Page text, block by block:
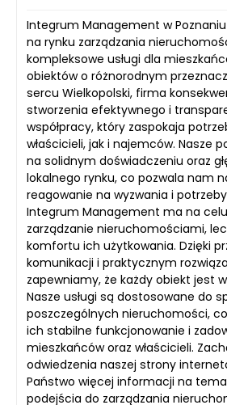
Integrum Management w
na rynku zarządzania
kompleksowe usługi dla
obiektów o różnorodnym
sercu Wielkopolski, firma
stworzenia efektywnego i
współpracy, który zaspokaja
właścicieli, jak i najemców. Nasze
na solidnym doświadczeniu oraz
lokalnego rynku, co pozwala nam
reagowanie na wyzwania i
Integrum Management ma na
zarządzanie nieruchomościami,
komfortu ich użytkowania. Dzięki
komunikacji i praktycznym
zapewniamy, że każdy obiekt jest
Nasze usługi są dostosowane do
poszczególnych nieruchomości, co
ich stabilne funkcjonowanie i
mieszkańców oraz właścicieli.
odwiedzenia naszej strony
Państwo więcej informacji na
podejścia do zarządzania